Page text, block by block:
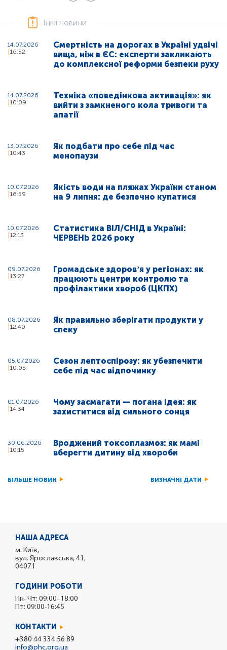
Інші новини
14.07.2026
16:52
Смертність на дорогах в Україні удвічі
вища, ніж в ЄС: експерти закликають
до комплексної реформи безпеки руху
14.07.2026
10:09
Техніка «поведінкова активація»: як
вийти з замкненого кола тривоги та
апатії
13.07.2026
10:43
Як подбати про себе під час
менопаузи
10.07.2026
16:59
Якість води на пляжах України станом
на 9 липня: де безпечно купатися
10.07.2026
12:13
Статистика ВІЛ/СНІД в Україні:
ЧЕРВЕНЬ 2026 року
09.07.2026
13:27
Громадське здоровʼя у регіонах: як
працюють центри контролю та
профілактики хвороб (ЦКПХ)
08.07.2026
12:40
Як правильно зберігати продукти у
спеку
05.07.2026
10:05
Сезон лептоспірозу: як убезпечити
себе під час відпочинку
01.07.2026
14:34
Чому засмагати — погана ідея: як
захиститися від сильного сонця
30.06.2026
10:15
Вроджений токсоплазмоз: як мамі
вберегти дитину від хвороби
БІЛЬШЕ НОВИН ВИЗНАЧНІ ДАТИ
НАША АДРЕСА
м. Київ,
вул. Ярославська, 41,
04071
ГОДИНИ РОБОТИ
Пн–Чт: 09:00–18:00
Пт: 09:00-16:45
КОНТАКТИ
+380 44 334 56 89
info@phc.org.ua